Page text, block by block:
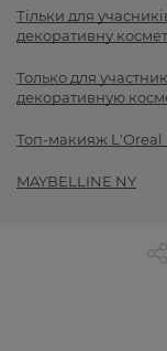
Тільки для
декоративну
Только для
декоративную
Топ-макияж L'Oreal
MAYBELLINE NY